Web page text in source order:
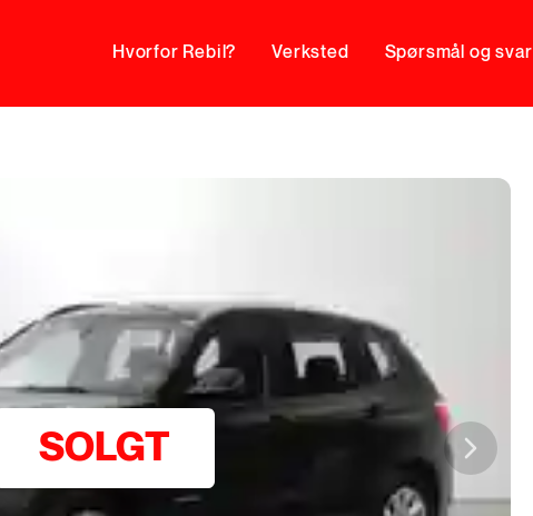
Hvorfor Rebil? Verksted Spørsmål og svar
SOLGT Next slide